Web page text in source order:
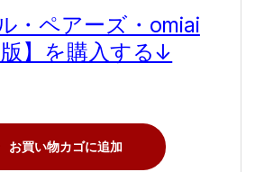
・ペアーズ・omiai
】を購入する↓
お買い物カゴに追加